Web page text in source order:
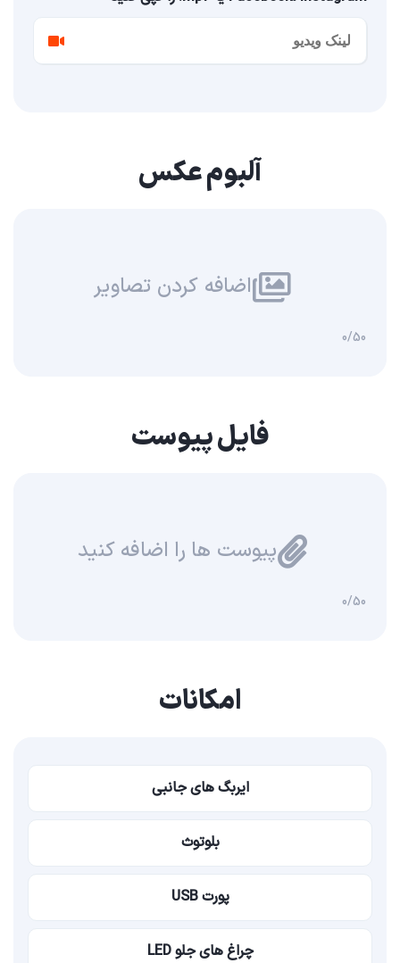
آلبوم عکس
اضافه کردن تصاویر
0/50
فایل پیوست
پیوست ها را اضافه کنید
0/50
امکانات
ایربگ های جانبی
بلوتوث
پورت USB
چراغ های جلو LED